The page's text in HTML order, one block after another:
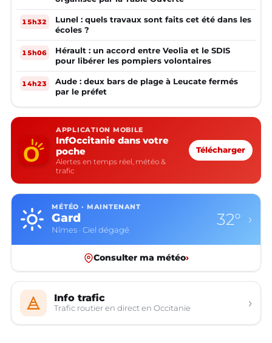
15h32
Lunel : quels travaux sont faits cet été dans les
écoles ?
15h06
Hérault : un accord entre Veolia et le SDIS
pour libérer les pompiers volontaires
14h23
Aude : deux bars de plage à Leucate fermés
par le préfet
APPLICATION MOBILE
InfOccitanie dans votre
poche
Alertes en temps réel, météo &
trafic
Télécharger
MÉTÉO · MAINTENANT
Gard
Nîmes · Ciel dégagé
32° ›
Consulter ma météo›
Info trafic
Trafic routier en direct en Occitanie ›